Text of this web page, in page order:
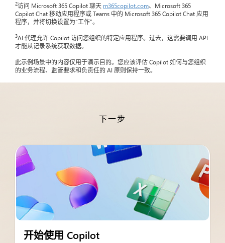
2访问 Microsoft 365 Copilot 聊天 m365copilot.com、Microsoft 365
Copilot Chat 移动应用程序或 Teams 中的 Microsoft 365 Copilot Chat 应用
程序，并将切换设置为“工作”。
3AI 代理允许 Copilot 访问您组织的特定应用程序。过去，这需要调用 API
才能从记录系统获取数据。
此示例场景中的内容仅用于演示目的。您应该评估 Copilot 如何与您组织
的业务流程、监管要求和负责任的 AI 原则保持一致。
下一步
开始使用 Copilot